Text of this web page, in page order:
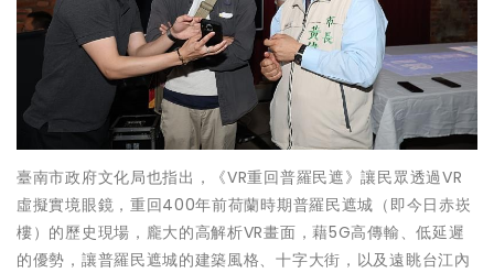
臺南市政府文化局也指出，《VR重回普羅民遮》讓民眾透過VR
虛擬實境眼鏡，重回400年前荷蘭時期普羅民遮城（即今日赤崁
樓）的歷史現場，龐大的高解析VR畫面，藉5G高傳輸、低延遲
的優勢，讓普羅民遮城的建築風格、十字大街，以及遠眺台江內